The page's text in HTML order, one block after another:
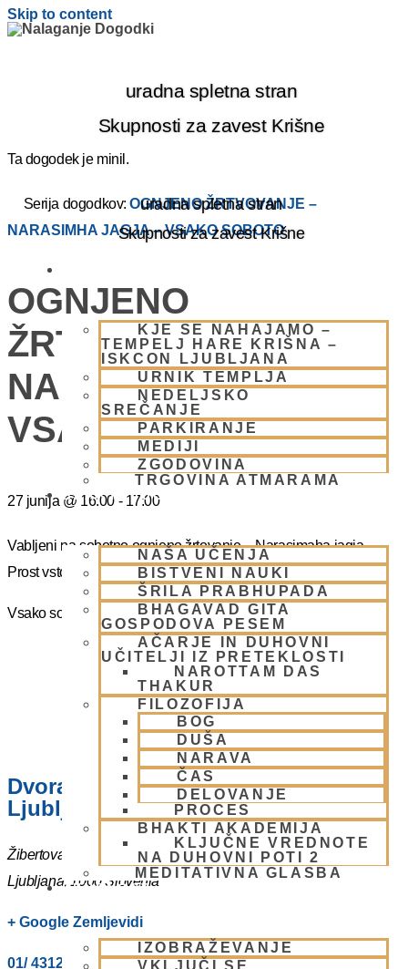
Skip to content
uradna spletna stran
Skupnosti za zavest Krišne
uradna spletna stran
Skupnosti za zavest Krišne
KJE SE NAHAJAMO –
TEMPELJ HARE KRIŠNA –
ISKCON LJUBLJANA
URNIK TEMPLJA
NEDELJSKO
SREČANJE
PARKIRANJE
MEDIJI
ZGODOVINA
TRGOVINA ATMARAMA
BHAKTI JOGA
NAŠA UČENJA
BISTVENI NAUKI
ŠRILA PRABHUPADA
BHAGAVAD GITA
GOSPODOVA PESEM
AČARJE IN DUHOVNI
UČITELJI IZ PRETEKLOSTI
NAROTTAM DAS
THAKUR
FILOZOFIJA
BOG
DUŠA
NARAVA
ČAS
DELOVANJE
PROCES
BHAKTI AKADEMIJA
KLJUČNE VREDNOTE
NA DUHOVNI POTI 2
MEDITATIVNA GLASBA
SKUPNOST
IZOBRAŽEVANJE
VKLJUČI SE
Ta dogodek je minil.
Serija dogodkov:OGNJENO ŽRTVOVANJE –
NARASIMHA JAGJA – VSAKO SOBOTO
OGNJENO
ŽRTVOVANJE –
NARASIMHA JAGJA –
VSAKO SOBOTO
27 junija @ 16:00 - 17:00
Vabljeni na sobotno ognjeno žrtovanje – Narasimaha jagja.
Prost vstop.
Vsako soboto ob 16.00 do 17:00
Dvorana – Center Hare Krišna v
Ljubljani
Žibertova 27
Ljubljana, 1000 Slovenia
+ Google Zemljevidi
01/ 4312319